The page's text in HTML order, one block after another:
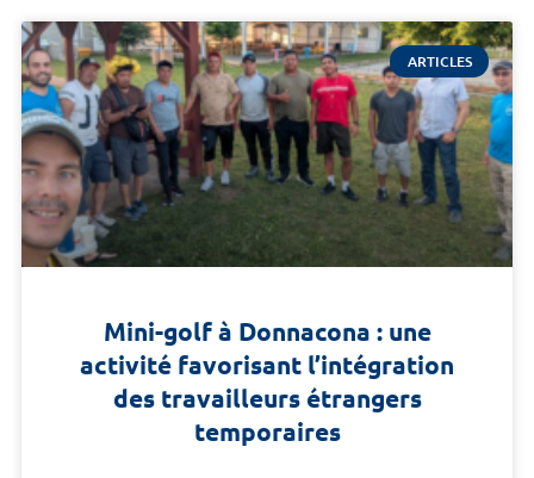
ARTICLES
Mini-golf à Donnacona : une
activité favorisant l’intégration
des travailleurs étrangers
temporaires